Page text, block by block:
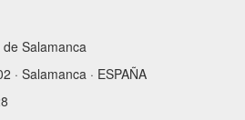
Salamanca
· Salamanca · ESPAÑA